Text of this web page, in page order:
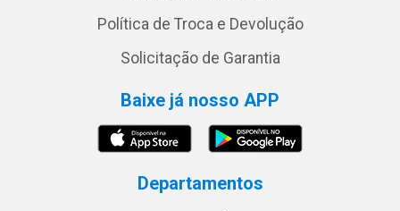
Política de Troca e Devolução
Solicitação de Garantia
Baixe já nosso APP
Departamentos